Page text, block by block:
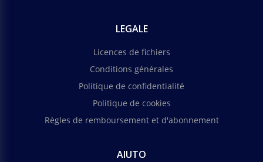
LEGALE
Licences de fichiers
Conditions générales
Politique de confidentialité
Politique de cookies
Règles de remboursement et d'abonnement
AIUTO